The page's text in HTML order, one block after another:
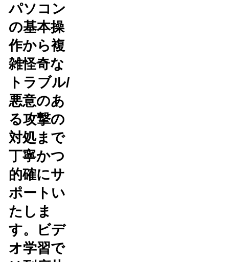
パソコン
の基本操
作から複
雑怪奇な
トラブル/
悪意のあ
る攻撃の
対処まで
丁寧かつ
的確にサ
ポートい
たしま
す。ビデ
オ学習で